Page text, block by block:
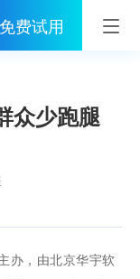
免费试用
众少跑腿
办，由北京华宇软